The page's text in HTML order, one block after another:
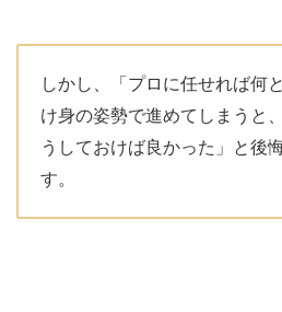
しかし、「プロに任せれば何
け身の姿勢で進めてしまうと
うしておけば良かった」と後
す。